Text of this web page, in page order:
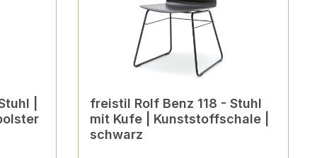
|
freistil Rolf Benz 118 - Stuhl
mit Kufe | Kunststoffschale |
schwarz